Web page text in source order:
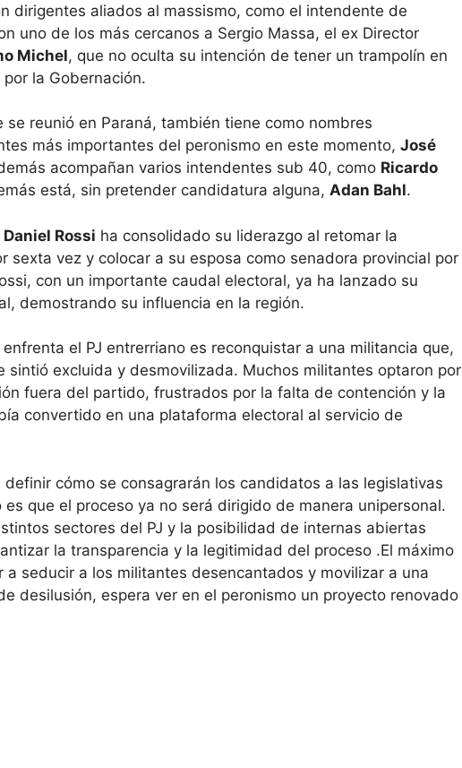
dirigentes aliados al massismo, como el intendente de
uno de los más cercanos a Sergio Massa, el ex Director
Michel, que no oculta su intención de tener un trampolín en
la Gobernación.
se reunió en Paraná, también tiene como nombres
más importantes del peronismo en este momento, José
acompañan varios intendentes sub 40, como Ricardo
está, sin pretender candidatura alguna, Adan Bahl.
Daniel Rossi ha consolidado su liderazgo al retomar la
sexta vez y colocar a su esposa como senadora provincial por
con un importante caudal electoral, ya ha lanzado su
demostrando su influencia en la región.
el PJ entrerriano es reconquistar a una militancia que,
sintió excluida y desmovilizada. Muchos militantes optaron por
fuera del partido, frustrados por la falta de contención y la
convertido en una plataforma electoral al servicio de
cómo se consagrarán los candidatos a las legislativas
que el proceso ya no será dirigido de manera unipersonal.
sectores del PJ y la posibilidad de internas abiertas
la transparencia y la legitimidad del proceso .El máximo
seducir a los militantes desencantados y movilizar a una
desilusión, espera ver en el peronismo un proyecto renovado